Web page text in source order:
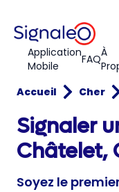
Application
Mobile
FAQÀ
Accueil Cher
Signaler
Châtelet,
Soyez le